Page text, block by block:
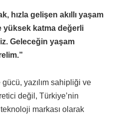
hızla gelişen akıllı yaşam
yüksek katma değerli
Geleceğin yaşam
yazılım sahipliği ve
değil, Türkiye’nin
markası olarak